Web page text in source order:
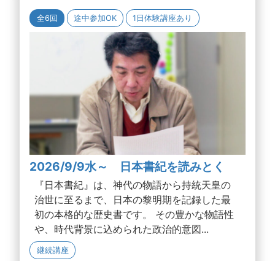
全6回 途中参加OK 1日体験講座あり
2026/9/9水～ 日本書紀を読みとく
『日本書紀』は、神代の物語から持統天皇の
治世に至るまで、日本の黎明期を記録した最
初の本格的な歴史書です。 その豊かな物語性
や、時代背景に込められた政治的意図...
継続講座